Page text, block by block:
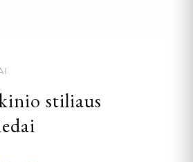
stiliaus